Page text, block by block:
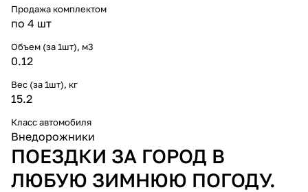
Продажа комплектом
по 4 шт
Объем (за 1шт), м3
0.12
Вес (за 1шт), кг
15.2
Класс автомобиля
Внедорожники
ПОЕЗДКИ ЗА ГОРОД В
ЛЮБУЮ ЗИМНЮЮ ПОГОДУ.